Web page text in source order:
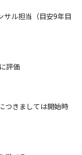
サル担当（目安9年目
評価
つきましては開始時